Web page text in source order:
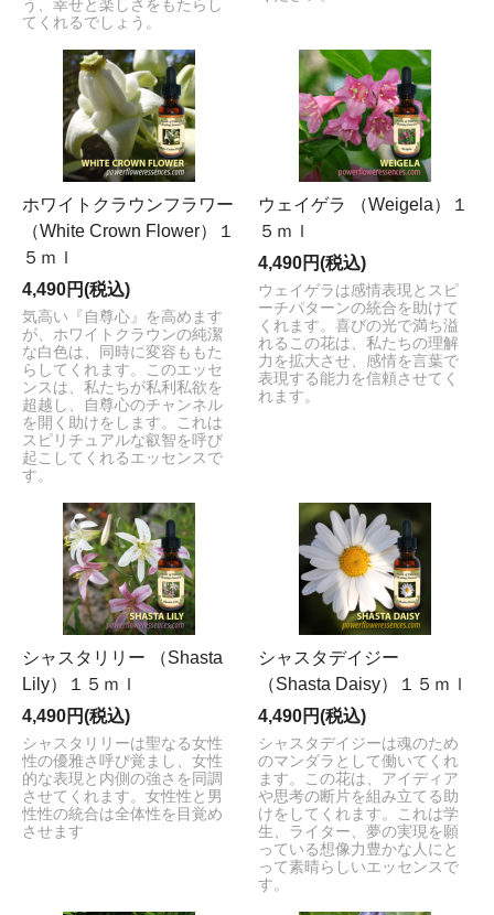
う、幸せと楽しさをもたらし
てくれるでしょう。
ホワイトクラウンフラワー
（White Crown Flower）１
５ｍｌ
4,490円(税込)
気高い『自尊心』を高めます
が、ホワイトクラウンの純潔
な白色は、同時に変容ももた
らしてくれます。このエッセ
ンスは、私たちが私利私欲を
超越し、自尊心のチャンネル
を開く助けをします。これは
スピリチュアルな叡智を呼び
起こしてくれるエッセンスで
す。
ウェイゲラ （Weigela）１
５ｍｌ
4,490円(税込)
ウェイゲラは感情表現とスピ
ーチパターンの統合を助けて
くれます。喜びの光で満ち溢
れるこの花は、私たちの理解
力を拡大させ、感情を言葉で
表現する能力を信頼させてく
れます。
シャスタリリー （Shasta
Lily）１５ｍｌ
4,490円(税込)
シャスタリリーは聖なる女性
性の優雅さ呼び覚まし、女性
的な表現と内側の強さを同調
させてくれます。女性性と男
性性の統合は全体性を目覚め
させます
シャスタデイジー
（Shasta Daisy）１５ｍｌ
4,490円(税込)
シャスタデイジーは魂のため
のマンダラとして働いてくれ
ます。この花は、アイディア
や思考の断片を組み立てる助
けをしてくれます。これは学
生、ライター、夢の実現を願
っている想像力豊かな人にと
って素晴らしいエッセンスで
す。